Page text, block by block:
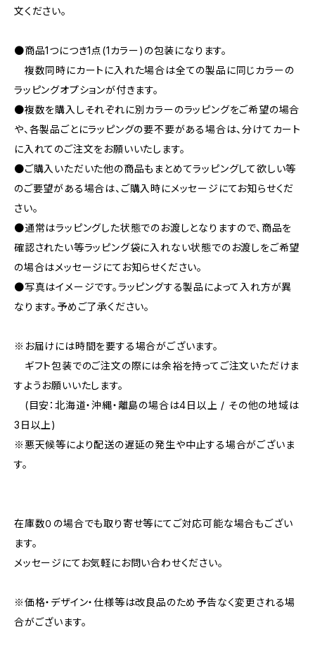
文ください。
●商品1つにつき1点(1カラー)の包装になります。
複数同時にカートに入れた場合は全ての製品に同じカラーの
ラッピングオプションが付きます。
●複数を購入しそれぞれに別カラーのラッピングをご希望の場合
や、各製品ごとにラッピングの要不要がある場合は、分けてカート
に入れてのご注文をお願いいたします。
●ご購入いただいた他の商品もまとめてラッピングして欲しい等
のご要望がある場合は、ご購入時にメッセージにてお知らせくだ
さい。
●通常はラッピングした状態でのお渡しとなりますので、商品を
確認されたい等ラッピング袋に入れない状態でのお渡しをご希望
の場合はメッセージにてお知らせください。
●写真はイメージです。ラッピングする製品によって入れ方が異
なります。予めご了承ください。
※お届けには時間を要する場合がございます。
ギフト包装でのご注文の際には余裕を持ってご注文いただけま
すようお願いいたします。
(目安：北海道・沖縄・離島の場合は4日以上 / その他の地域は
3日以上)
※悪天候等により配送の遅延の発生や中止する場合がございま
す。
在庫数０の場合でも取り寄せ等にてご対応可能な場合もござい
ます。
メッセージにてお気軽にお問い合わせください。
※価格・デザイン・仕様等は改良品のため予告なく変更される場
合がございます。